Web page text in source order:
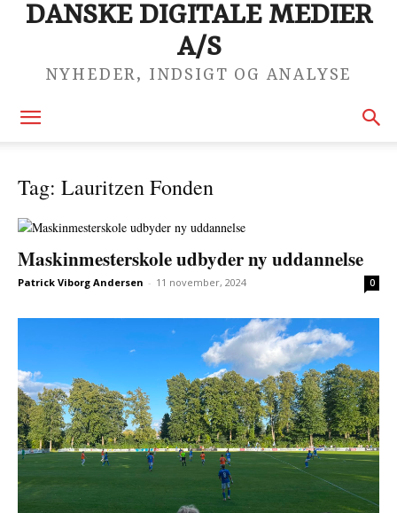
DANSKE DIGITALE MEDIER
A/S
NYHEDER, INDSIGT OG ANALYSE
Tag: Lauritzen Fonden
Maskinmesterskole udbyder ny uddannelse
Patrick Viborg Andersen - 11 november, 2024 0